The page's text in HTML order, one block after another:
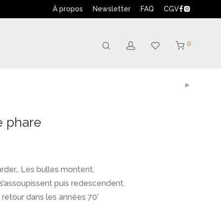
À propos Newsletter FAQ CGV
0
phare
Les bulles montent,
puis redescendent.
dans les années 70′